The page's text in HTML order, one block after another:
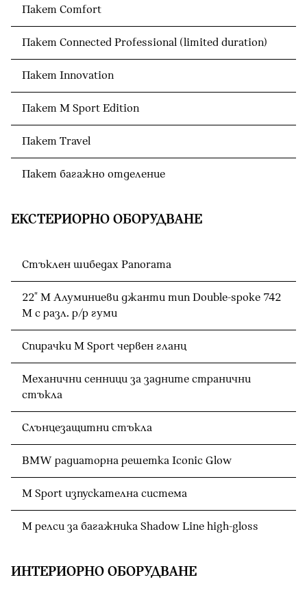
Пакет Comfort
Пакет Connected Professional (limited duration)
Пакет Innovation
Пакет M Sport Edition
Пакет Travel
Пакет багажно отделение
ЕКСТЕРИОРНО ОБОРУДВАНЕ
Стъклен шибедах Panorama
22" M Алуминиеви джанти тип Double-spoke 742
M с разл. р/р гуми
Спирачки M Sport червен гланц
Механични сенници за задните странични
стъкла
Слънцезащитни стъкла
BMW радиаторна решетка Iconic Glow
M Sport изпускателна система
M релси за багажника Shadow Line high-gloss
ИНТЕРИОРНО ОБОРУДВАНЕ